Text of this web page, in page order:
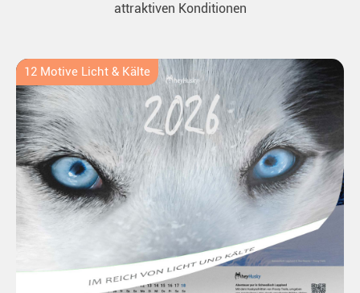
attraktiven Konditionen
12 Motive Licht & Kälte